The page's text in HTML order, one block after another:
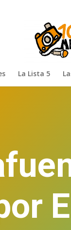
La Lista 5